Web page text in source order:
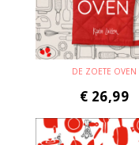
DE ZOETE OVEN
€ 26,99